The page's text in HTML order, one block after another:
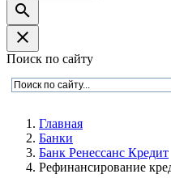
search
close
Поиск по сайту
Главная
Банки
Банк Ренессанс Кредит
Рефинансирование